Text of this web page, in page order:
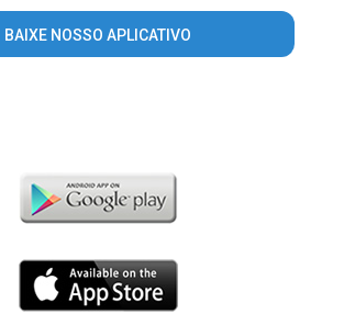
BAIXE NOSSO APLICATIVO